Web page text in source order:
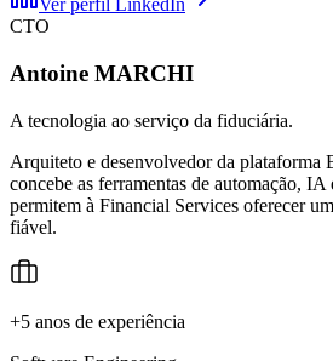
Ver perfil LinkedIn
CTO
Antoine MARCHI
A tecnologia ao serviço da fiduciária.
Arquiteto e desenvolvedor da plataforma
concebe as ferramentas de automação,
permitem à Financial Services oferecer
fiável.
+5 anos de experiência